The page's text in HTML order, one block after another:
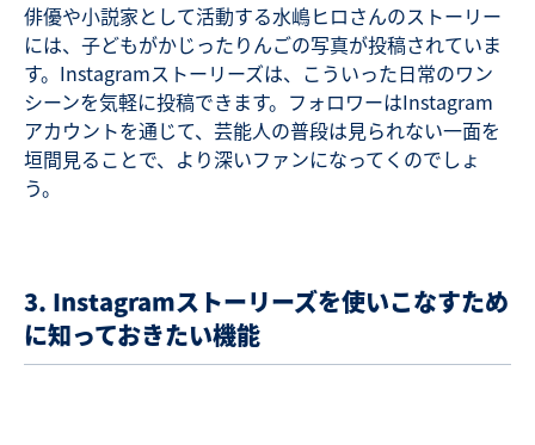
俳優や小説家として活動する水嶋ヒロさんのストーリー
には、子どもがかじったりんごの写真が投稿されていま
す。Instagramストーリーズは、こういった日常のワン
シーンを気軽に投稿できます。フォロワーはInstagram
アカウントを通じて、芸能人の普段は見られない一面を
垣間見ることで、より深いファンになってくのでしょ
う。
3. Instagramストーリーズを使いこなすため
に知っておきたい機能